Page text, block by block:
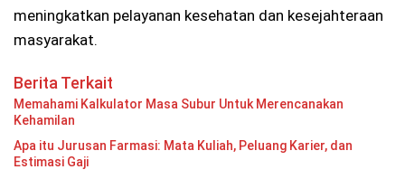
meningkatkan pelayanan kesehatan dan kesejahteraan
masyarakat.
Berita Terkait
Memahami Kalkulator Masa Subur Untuk Merencanakan
Kehamilan
Apa itu Jurusan Farmasi: Mata Kuliah, Peluang Karier, dan
Estimasi Gaji